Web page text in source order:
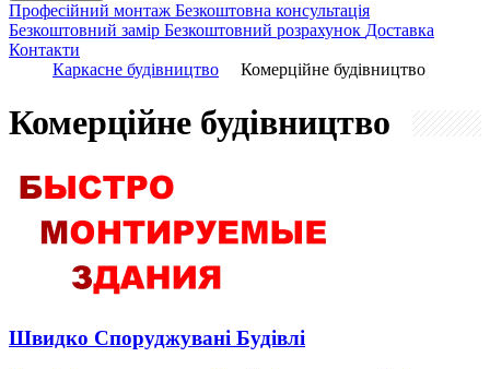
Професійний монтаж Безкоштовна консультація
Безкоштовний замір Безкоштовний розрахунок Доставка
Контакти
Каркасне будівництво
Комерційне будівництво
Комерційне будівництво
Швидко Споруджувані Будівлі